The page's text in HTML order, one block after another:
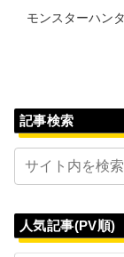
モンスターハン
記事検索
人気記事(PV順)